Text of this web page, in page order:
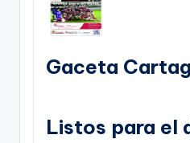
Gaceta
Listos para el